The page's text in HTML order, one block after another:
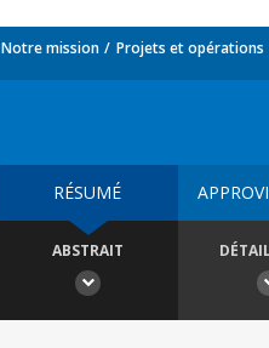
Notre mission Projets et opérations
RÉSUMÉ
ABSTRAIT